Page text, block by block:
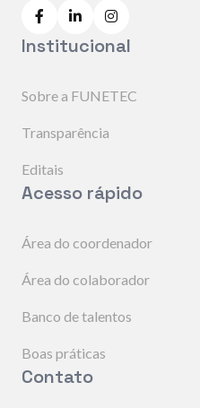
Institucional
Sobre a FUNETEC
Transparência
Editais
Acesso rápido
Área do coordenador
Área do colaborador
Banco de talentos
Boas práticas
Contato